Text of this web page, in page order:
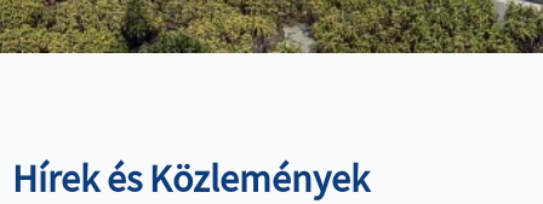
Hírek és Közlemények